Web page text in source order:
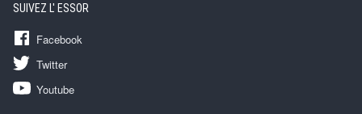
SUIVEZ L' ESSOR
Facebook
Twitter
Youtube